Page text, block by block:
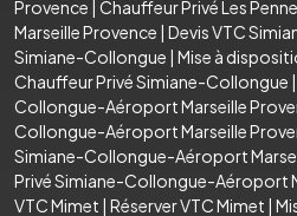
Provence | Chauffeur Privé Les
Marseille Provence | Devis VTC
Simiane-Collongue | Mise à
Chauffeur Privé Simiane-Collongue |
Collongue-Aéroport Marseille
Collongue-Aéroport Marseille
Simiane-Collongue-Aéroport
Privé Simiane-Collongue-Aéroport
VTC Mimet | Réserver VTC Mimet |